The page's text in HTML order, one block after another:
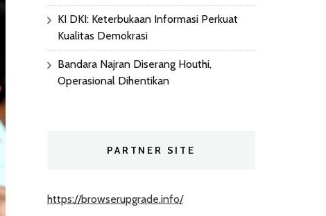
KI DKI: Keterbukaan Informasi Perkuat
Kualitas Demokrasi
Bandara Najran Diserang Houthi,
Operasional Dihentikan
PARTNER SITE
https://browserupgrade.info/